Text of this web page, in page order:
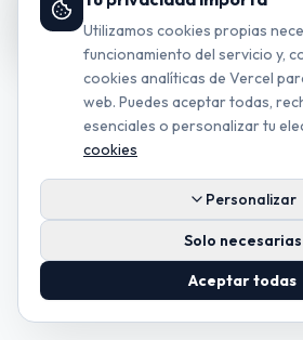
Volver al inicio de
. Todos los
Utilizamos cookies propias
funcionamiento del servicio y,
cookies analíticas de Vercel
web. Puedes aceptar todas,
esenciales o personalizar tu
cookies
Personalizar
Solo necesarias
Aceptar todas